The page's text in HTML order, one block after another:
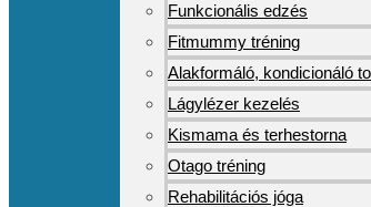
Funkcionális edzés
Fitmummy tréning
Alakformáló, kondicionáló
Lágylézer kezelés
Kismama és terhestorna
Otago tréning
Rehabilitációs jóga